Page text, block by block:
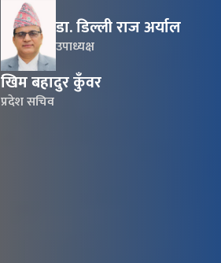
डा. डिल्ली राज अर्याल
उपाध्यक्ष
खिम बहादुर कुँवर
प्रदेश सचिव